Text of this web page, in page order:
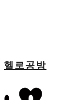
헬로공방